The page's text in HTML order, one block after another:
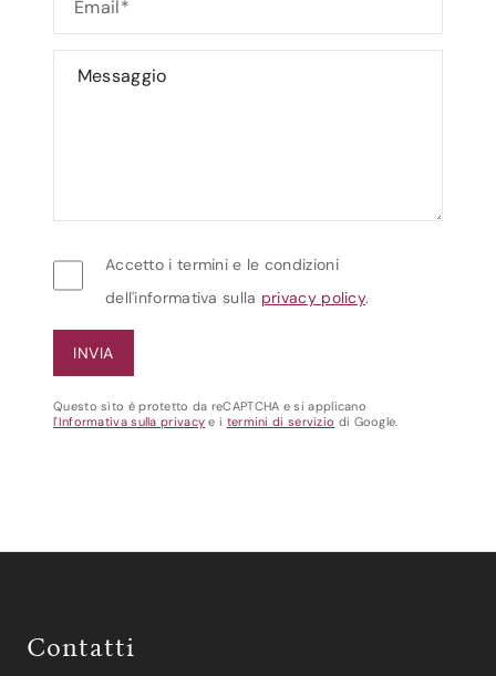
Accetto i termini e le condizioni
dell'informativa sulla privacy policy.
Questo sito è protetto da reCAPTCHA e si applicano
l'Informativa sulla privacy e i termini di servizio di Google.
Contatti